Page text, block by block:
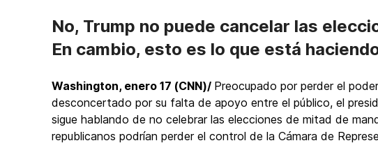
No, Trump no puede cancelar las
En cambio, esto es lo que está
Washington, enero 17 (CNN)/ Preocupado por perder el
desconcertado por su falta de apoyo entre el público, el
sigue hablando de no celebrar las elecciones de mitad de
republicanos podrían perder el control de la Cámara de